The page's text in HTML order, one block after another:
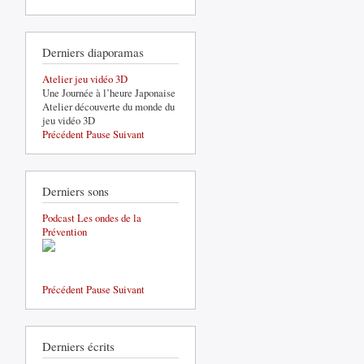
Derniers diaporamas
Atelier jeu vidéo 3D
Une Journée à l’heure Japonaise
Atelier découverte du monde du
jeu vidéo 3D
PrécédentPause Suivant
Derniers sons
Podcast Les ondes de la
Prévention
PrécédentPause Suivant
Derniers écrits